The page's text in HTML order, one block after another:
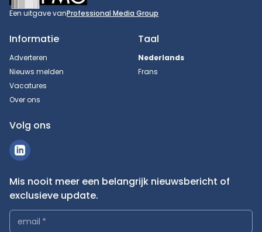
Een uitgave vanProfessional Media Group
Informatie
Adverteren
Nieuws melden
Vacatures
Over ons
Taal
Nederlands
Frans
Volg ons
Mis nooit meer een belangrijk nieuwsbericht of
exclusieve update.
email *